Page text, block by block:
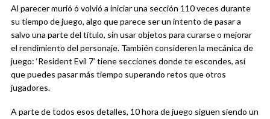
Al parecer murió ó volvió a iniciar una sección 110 veces durante
su tiempo de juego, algo que parece ser un intento de pasar a
salvo una parte del título, sin usar objetos para curarse o mejorar
el rendimiento del personaje. También consideren la mecánica de
juego: ‘Resident Evil 7’ tiene secciones donde te escondes, así
que puedes pasar más tiempo superando retos que otros
jugadores.
A parte de todos esos detalles, 10 hora de juego siguen siendo un